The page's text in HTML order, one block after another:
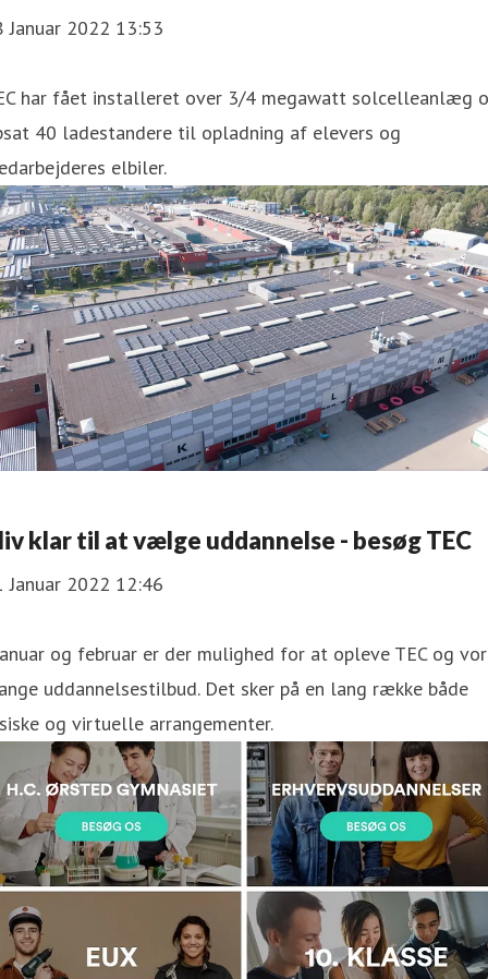
Januar 2022 13:53
har fået installeret over 3/4 megawatt solcelleanlæg
40 ladestandere til opladning af elevers og
elbiler.
klar til at vælge uddannelse - besøg TEC
Januar 2022 12:46
og februar er der mulighed for at opleve TEC og
uddannelsestilbud. Det sker på en lang række både
og virtuelle arrangementer.